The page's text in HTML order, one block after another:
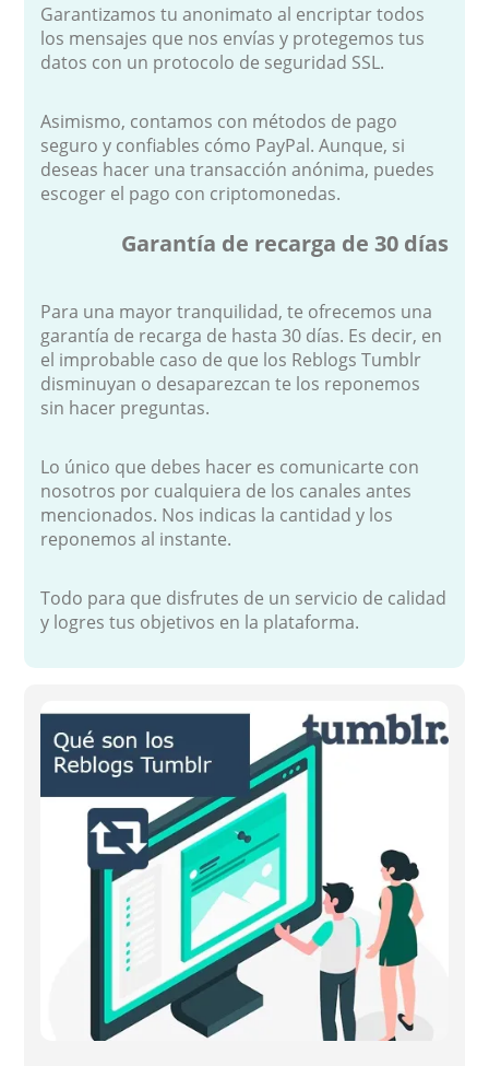
Garantizamos tu anonimato al encriptar todos
los mensajes que nos envías y protegemos tus
datos con un protocolo de seguridad SSL.
Asimismo, contamos con métodos de pago
seguro y confiables cómo PayPal. Aunque, si
deseas hacer una transacción anónima, puedes
escoger el pago con criptomonedas.
Garantía de recarga de 30 días
Para una mayor tranquilidad, te ofrecemos una
garantía de recarga de hasta 30 días. Es decir, en
el improbable caso de que los Reblogs Tumblr
disminuyan o desaparezcan te los reponemos
sin hacer preguntas.
Lo único que debes hacer es comunicarte con
nosotros por cualquiera de los canales antes
mencionados. Nos indicas la cantidad y los
reponemos al instante.
Todo para que disfrutes de un servicio de calidad
y logres tus objetivos en la plataforma.